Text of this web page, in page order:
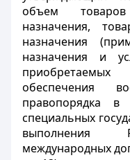
объем
назначения,
назначения
назначения и
обеспечения
правопорядка в
специальных
выполнения
международных